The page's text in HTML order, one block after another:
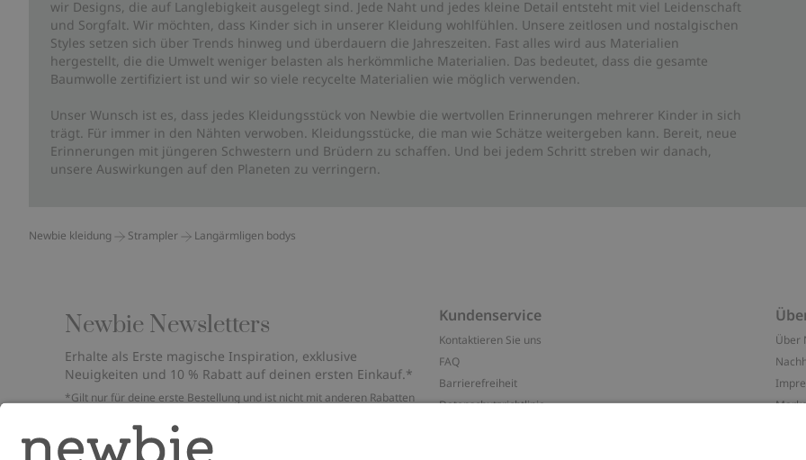
wir Designs, die auf Langlebigkeit ausgelegt sind. Jede Naht und jedes kleine Detail entsteht mit viel Leidenschaft
und Sorgfalt. Wir möchten, dass Kinder sich in unserer Kleidung wohlfühlen. Unsere zeitlosen und nostalgischen
Styles setzen sich über Trends hinweg und überdauern die Jahreszeiten. Fast alles wird aus Materialien
hergestellt, die die Umwelt weniger belasten als herkömmliche Materialien. Das bedeutet, dass die gesamte
Baumwolle zertifiziert ist und wir so viele recycelte Materialien wie möglich verwenden.
Unser Wunsch ist es, dass jedes Kleidungsstück von Newbie die wertvollen Erinnerungen mehrerer Kinder in sich
trägt. Für immer in den Nähten verwoben. Kleidungsstücke, die man wie Schätze weitergeben kann. Bereit, neue
Erinnerungen mit jüngeren Schwestern und Brüdern zu schaffen. Und bei jedem Schritt streben wir danach,
unsere Auswirkungen auf den Planeten zu verringern.
Newbie kleidung Strampler Langärmligen bodys
Newbie Newsletters
Erhalte als Erste magische Inspiration, exklusive
Neuigkeiten und 10 % Rabatt auf deinen ersten Einkauf.*
*Gilt nur für deine erste Bestellung und ist nicht mit anderen Rabatten
überprüfe deinen Spam-Ordner. Lies unsere
FAQ & Cookie-Richtlinie
Kundenservice
Kontaktieren Sie uns
FAQ
Barrierefreiheit
Datenschutzrichtlinie
Über